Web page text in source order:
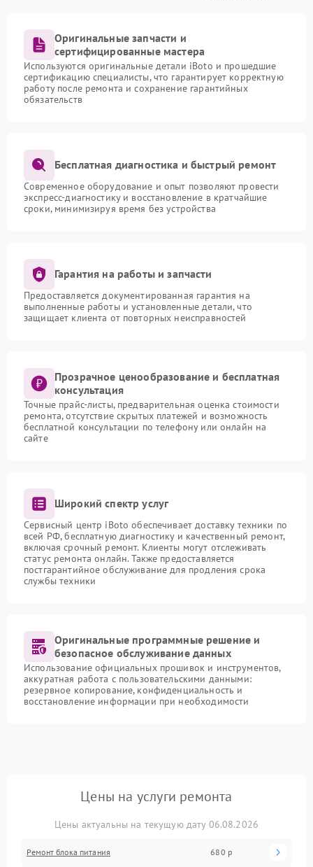
Оригинальные запчасти и
сертифицированные мастера
Используются оригинальные детали iBoto и прошедшие
сертификацию специалисты, что гарантирует корректную
работу после ремонта и сохранение гарантийных
обязательств
Бесплатная диагностика и быстрый ремонт
Современное оборудование и опыт позволяют провести
экспресс-диагностику и восстановление в кратчайшие
сроки, минимизируя время без устройства
Гарантия на работы и запчасти
Предоставляется документированная гарантия на
выполненные работы и установленные детали, что
защищает клиента от повторных неисправностей
Прозрачное ценообразование и бесплатная
консультация
Точные прайс-листы, предварительная оценка стоимости
ремонта, отсутствие скрытых платежей и возможность
бесплатной консультации по телефону или онлайн на
сайте
Широкий спектр услуг
Сервисный центр iBoto обеспечивает доставку техники по
всей РФ, бесплатную диагностику и качественный ремонт,
включая срочный ремонт. Клиенты могут отслеживать
статус ремонта онлайн. Также предоставляется
постгарантийное обслуживание для продления срока
службы техники
Оригинальные программные решение и
безопасное обслуживание данных
Использование официальных прошивок и инструментов,
аккуратная работа с пользовательскими данными:
резервное копирование, конфиденциальность и
восстановление информации при необходимости
Цены на услуги ремонта
Цены актуальны на текущую дату 06.08.2026
Ремонт блока питания 680 р